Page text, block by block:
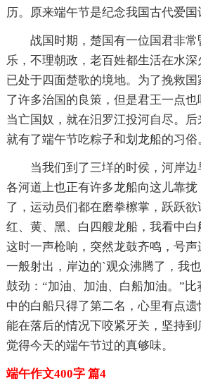
历。原来端午节是纪念我国古代爱国
战国时期，楚国有一位国君非
乐，不理朝政，老百姓都生活在水
已处于四面楚歌的境地。为了挽救
了许多治国的良策，但是君王一点
当亡国奴，就在汨罗江投河自尽。后
就有了端午节吃粽子和划龙船的习俗
当我们到了三垟的时侯，河岸边
各河道上也正有许多龙船向这儿靠
了，运动员们都在磨拳檫掌，跃跃
红、黄、黑、白四艘龙船，我看中白
这时一声枪响，突然龙鼓齐鸣，号
一般射出，岸边的`观众沸腾了，我
鼓劲：“加油、加油、白船加油。”
中的白船只得了第二名，心里有点
能在落后的情况下咬紧牙关，坚持
觉得今天的端午节过的真够味。
端午作文400字 篇4